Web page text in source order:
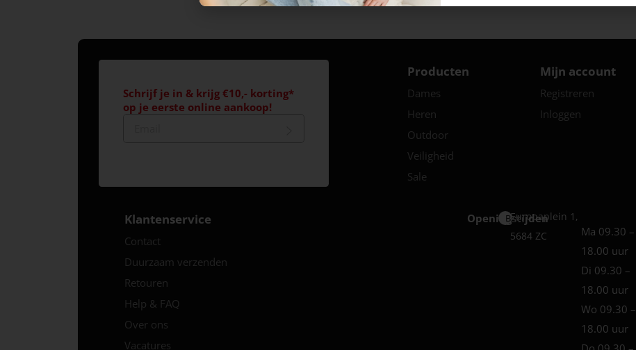
Schrijf je in & krijg €10,- korting*
op je eerste online aankoop!
Producten
Dames
Heren
Outdoor
Veiligheid
Sale
Mijn account
Registreren
Inloggen
Klantenservice
Contact
Duurzaam verzenden
Retouren
Help & FAQ
Over ons
Vacatures
Openingstijden
Best
Europaplein 1,
5684 ZC
Ma 09.30 –
18.00 uur
Di 09.30 –
18.00 uur
Wo 09.30 –
18.00 uur